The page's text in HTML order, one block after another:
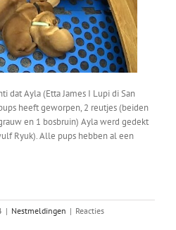
dat Ayla (Etta James I Lupi di San
heeft geworpen, 2 reutjes (beiden
en 1 bosbruin) Ayla werd gedekt
Ryuk). Alle pups hebben al een
| Nestmeldingen | Reacties